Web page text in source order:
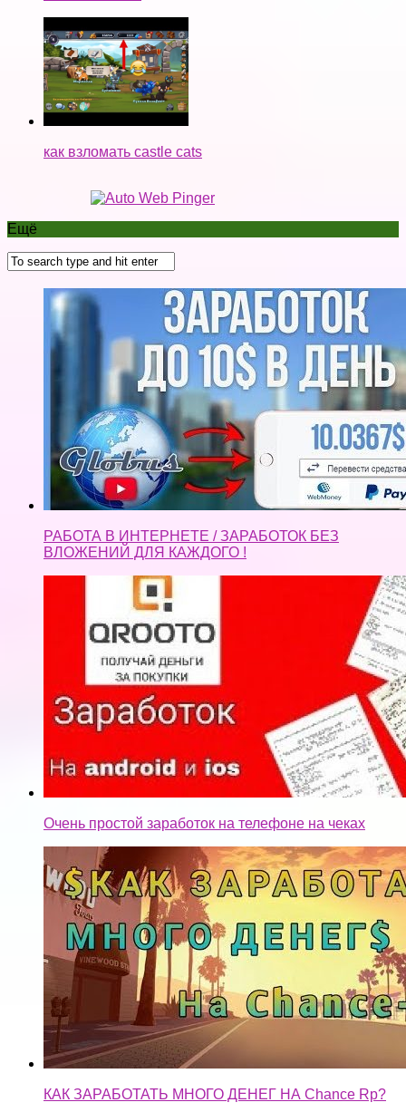
как взломать castle cats
Ещё
РАБОТА В ИНТЕРНЕТЕ / ЗАРАБОТОК БЕЗ
ВЛОЖЕНИЙ ДЛЯ КАЖДОГО !
Очень простой заработок на телефоне на чеках
КАК ЗАРАБОТАТЬ МНОГО ДЕНЕГ НА Chance Rp?